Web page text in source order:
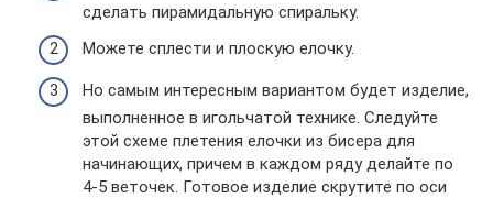
сделать пирамидальную спиральку.
Можете сплести и плоскую елочку.
Но самым интересным вариантом будет изделие,
выполненное в игольчатой технике. Следуйте
этой схеме плетения елочки из бисера для
начинающих, причем в каждом ряду делайте по
4-5 веточек. Готовое изделие скрутите по оси